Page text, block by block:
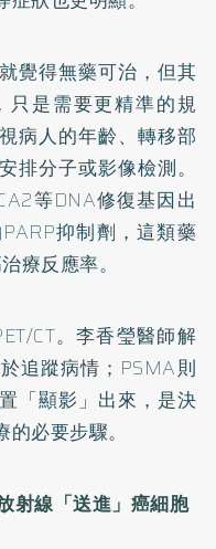
覺得無藥可治，但其
只是需要更精準的規
病人的年齡、轉移部
排分子或影像檢測。
等DNA修復基因出
抑制劑，這類藥
療反應率。
CT。李香瑩醫師解
追蹤病情；PSMA則
「顯影」出來，是決
必要步驟。
射線「送進」癌細胞